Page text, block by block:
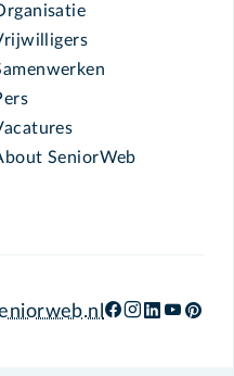
SeniorWeb